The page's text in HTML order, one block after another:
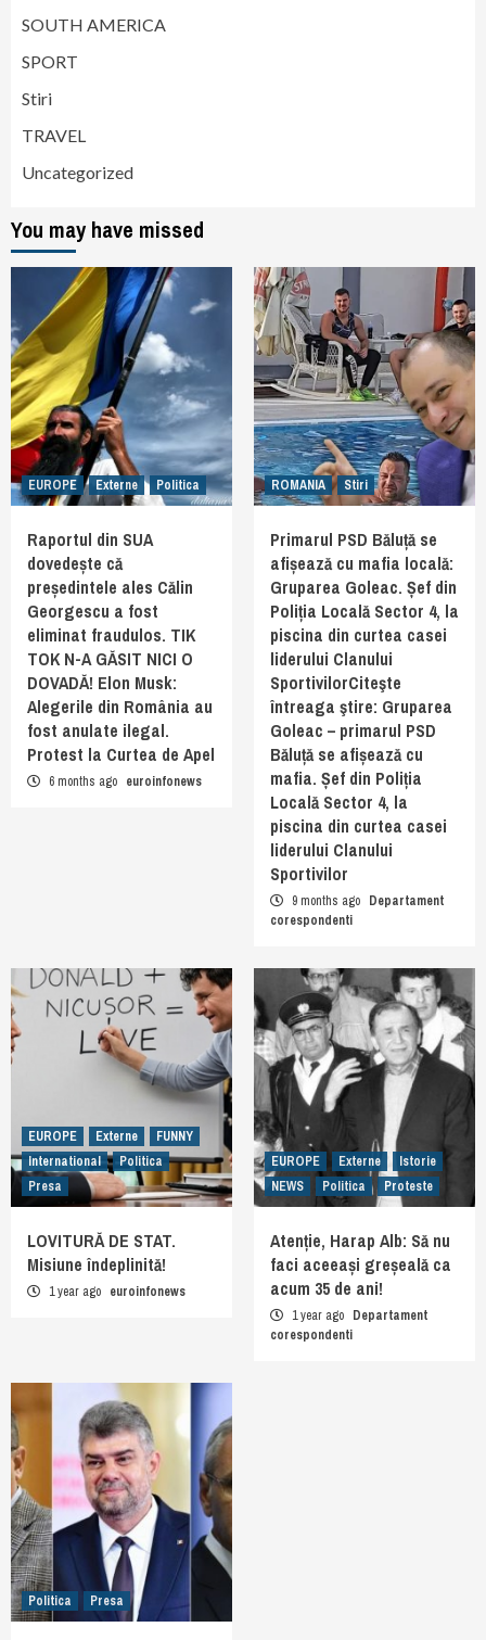
SOUTH AMERICA
SPORT
Stiri
TRAVEL
Uncategorized
You may have missed
EUROPE Externe Politica
Raportul din SUA
dovedește că
președintele ales Călin
Georgescu a fost
eliminat fraudulos. TIK
TOK N-A GĂSIT NICI O
DOVADĂ! Elon Musk:
Alegerile din România au
fost anulate ilegal.
Protest la Curtea de Apel
6 months ago euroinfonews
ROMANIA Stiri
Primarul PSD Băluță se
afișează cu mafia locală:
Gruparea Goleac. Șef din
Poliția Locală Sector 4, la
piscina din curtea casei
liderului Clanului
SportivilorCiteşte
întreaga ştire: Gruparea
Goleac – primarul PSD
Băluță se afișează cu
mafia. Șef din Poliția
Locală Sector 4, la
piscina din curtea casei
liderului Clanului
Sportivilor
9 months ago Departament
corespondenti
EUROPE Externe
FUNNY
International
Politica
Presa
LOVITURĂ DE STAT.
Misiune îndeplinită!
1 year ago euroinfonews
EUROPE Externe
Istorie
NEWS
Politica Proteste
Atenție, Harap Alb: Să nu
faci aceeași greșeală ca
acum 35 de ani!
1 year ago Departament
corespondenti
Politica Presa